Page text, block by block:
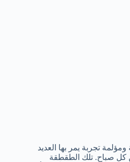
تجربة يمر بها العديد
صباح. تلك الطقطقة